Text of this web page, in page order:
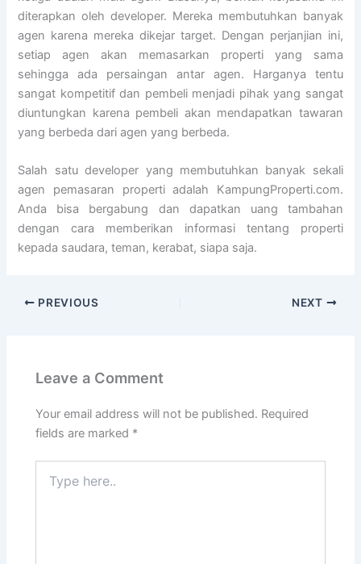
diterapkan oleh developer. Mereka membutuhkan banyak
agen karena mereka dikejar target. Dengan perjanjian ini,
setiap agen akan memasarkan properti yang sama
sehingga ada persaingan antar agen. Harganya tentu
sangat kompetitif dan pembeli menjadi pihak yang sangat
diuntungkan karena pembeli akan mendapatkan tawaran
yang berbeda dari agen yang berbeda.
Salah satu developer yang membutuhkan banyak sekali
agen pemasaran properti adalah KampungProperti.com.
Anda bisa bergabung dan dapatkan uang tambahan
dengan cara memberikan informasi tentang properti
kepada saudara, teman, kerabat, siapa saja.
PREVIOUS NEXT
Leave a Comment
Your email address will not be published. Required
fields are marked *
here..